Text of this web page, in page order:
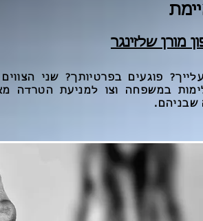
מורן שלזינגר
פוגעים בפרטיותך? שני
במשפחה וצו למניעת הטרדה
שבניהם.